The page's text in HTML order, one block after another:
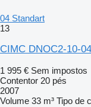
04 Standart
13
CIMC DNOC2-10-
1 995 € Sem impostos
Contentor 20 pés
2007
Volume 33 m³ Tipo de